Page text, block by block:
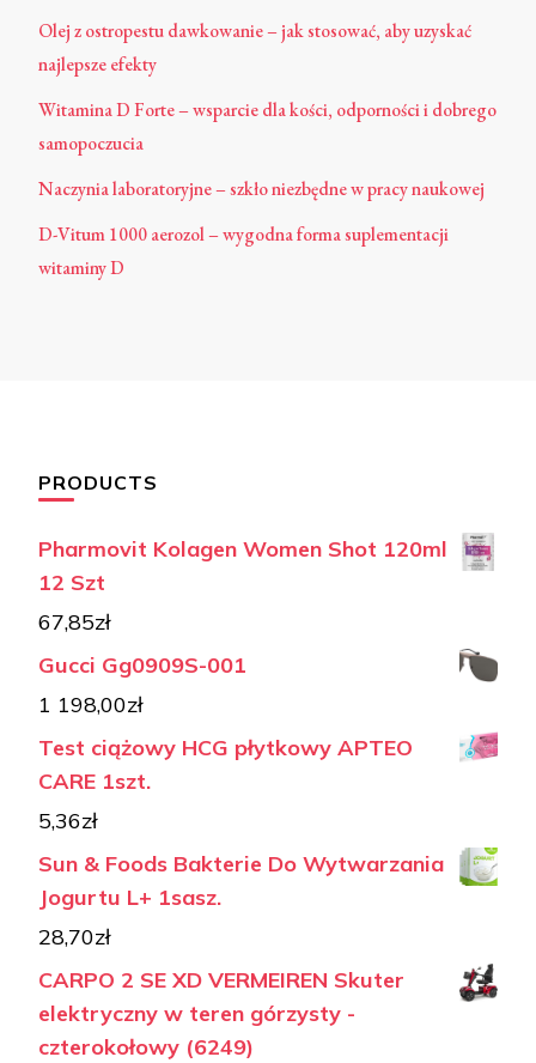
Olej z ostropestu dawkowanie – jak stosować, aby uzyskać
najlepsze efekty
Witamina D Forte – wsparcie dla kości, odporności i dobrego
samopoczucia
Naczynia laboratoryjne – szkło niezbędne w pracy naukowej
D-Vitum 1000 aerozol – wygodna forma suplementacji
witaminy D
PRODUCTS
Pharmovit Kolagen Women Shot 120ml
12 Szt
67,85zł
Gucci Gg0909S-001
1 198,00zł
Test ciążowy HCG płytkowy APTEO
CARE 1szt.
5,36zł
Sun & Foods Bakterie Do Wytwarzania
Jogurtu L+ 1sasz.
28,70zł
CARPO 2 SE XD VERMEIREN Skuter
elektryczny w teren górzysty -
czterokołowy (6249)